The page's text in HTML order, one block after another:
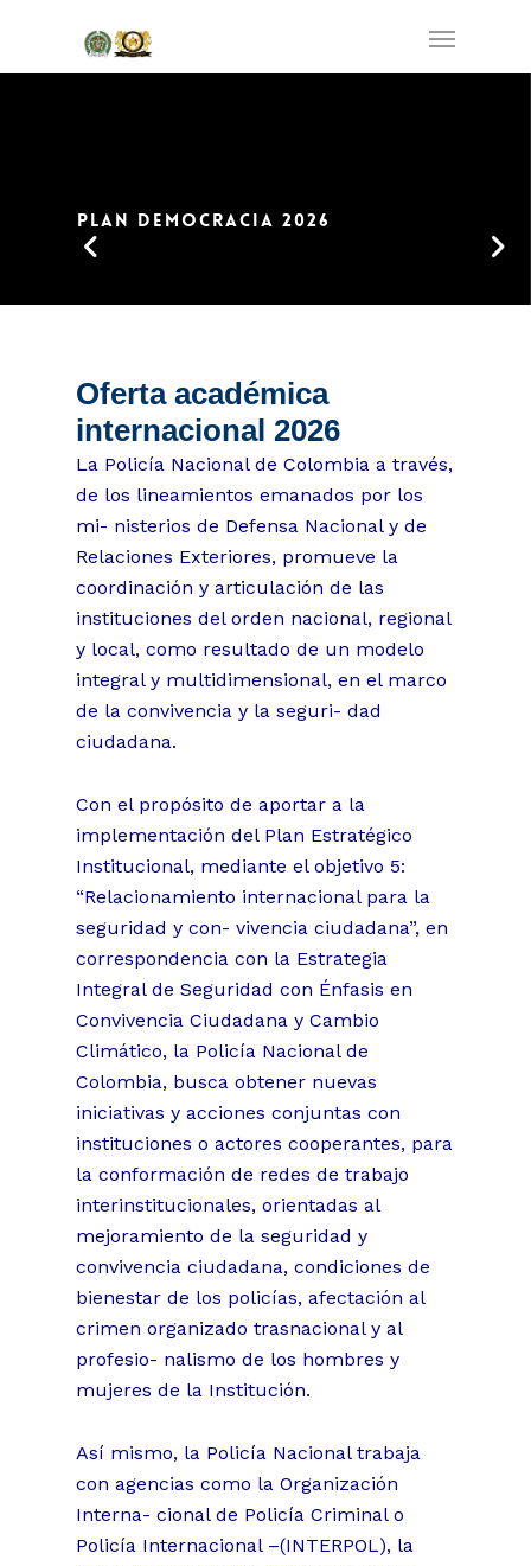
PLAN DEMOCRACIA 2026
Oferta académica
internacional 2026
La Policía Nacional de Colombia a través,
de los lineamientos emanados por los
mi- nisterios de Defensa Nacional y de
Relaciones Exteriores, promueve la
coordinación y articulación de las
instituciones del orden nacional, regional
y local, como resultado de un modelo
integral y multidimensional, en el marco
de la convivencia y la seguri- dad
ciudadana.
Con el propósito de aportar a la
implementación del Plan Estratégico
Institucional, mediante el objetivo 5:
“Relacionamiento internacional para la
seguridad y con- vivencia ciudadana”, en
correspondencia con la Estrategia
Integral de Seguridad con Énfasis en
Convivencia Ciudadana y Cambio
Climático, la Policía Nacional de
Colombia, busca obtener nuevas
iniciativas y acciones conjuntas con
instituciones o actores cooperantes, para
la conformación de redes de trabajo
interinstitucionales, orientadas al
mejoramiento de la seguridad y
convivencia ciudadana, condiciones de
bienestar de los policías, afectación al
crimen organizado trasnacional y al
profesio- nalismo de los hombres y
mujeres de la Institución.
Así mismo, la Policía Nacional trabaja
con agencias como la Organización
Interna- cional de Policía Criminal o
Policía Internacional –(INTERPOL), la